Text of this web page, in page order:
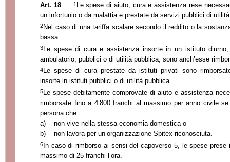
Art. 18
1Le spese di aiuto, cura e assistenza rese
un infortunio o da malattia e prestate da servizi pubblici di
2Nel caso di una tariffa scalare secondo il reddito o la
bassa.
3 Le spese di cura e assistenza insorte in un istituto
ambulatorio, pubblici o di utilità pubblica, sono anch’esse
4Le spese di cura prestate da istituti privati sono
insorte in istituti pubblici o di utilità pubblica.
5Le spese debitamente comprovate di aiuto e assistenza
rimborsate fino a 4’800 franchi al massimo per anno civile
persona che:
a)
non vive nella stessa economia domestica o
b)
non lavora per un’organizzazione Spitex riconosciuta.
6In caso di rimborso ai sensi del capoverso 5, le spese
massimo di 25 franchi l’ora.